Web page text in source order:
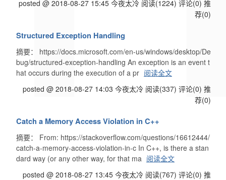
posted @ 2018-08-27 15:45 今夜太冷 阅读(1224) 评论(0) 推
荐(0)
Structured Exception Handling
摘要： https://docs.microsoft.com/en-us/windows/desktop/De
bug/structured-exception-handling An exception is an event t
hat occurs during the execution of a pr 阅读全文
posted @ 2018-08-27 14:03 今夜太冷 阅读(337) 评论(0) 推
荐(0)
Catch a Memory Access Violation in C++
摘要： From: https://stackoverflow.com/questions/16612444/
catch-a-memory-access-violation-in-c In C++, is there a stan
dard way (or any other way, for that ma 阅读全文
posted @ 2018-08-27 13:45 今夜太冷 阅读(767) 评论(0) 推